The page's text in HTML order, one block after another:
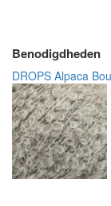
Benodigdheden
DROPS Alpaca